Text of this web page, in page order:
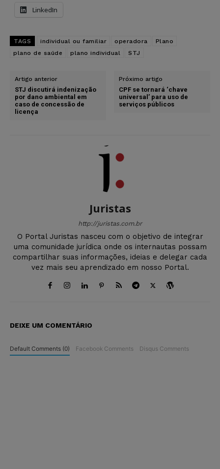
LinkedIn
TAGS individual ou familiar operadora
Plano
plano de saúde
plano individual STJ
Artigo anterior
STJ discutirá indenização
por dano ambiental em
caso de concessão de
licença
Próximo artigo
CPF se tornará ‘chave
universal’ para uso de
serviços públicos
Juristas
http://juristas.com.br
O Portal Juristas nasceu com o objetivo de integrar
uma comunidade jurídica onde os internautas possam
compartilhar suas informações, ideias e delegar cada
vez mais seu aprendizado em nosso Portal.
DEIXE UM COMENTÁRIO
Default Comments (0) Facebook Comments Disqus Comments